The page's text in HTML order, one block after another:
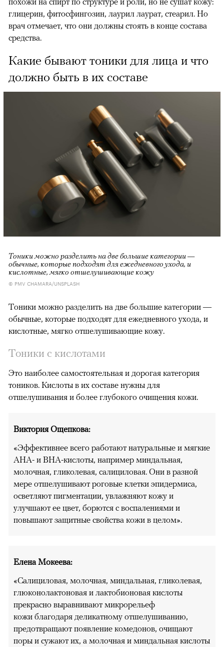
глицерин, фитосфингозин, лаурил лаурат, стеарил. Но
врач отмечает, что они должны стоять в конце состава
средства.
Какие бывают тоники для лица и что
должно быть в их составе
Тоники можно разделить на две большие категории —
обычные, которые подходят для ежедневного ухода, и
кислотные, мягко отшелушивающие кожу
© PMV CHAMARA/UNSPLASH
Тоники можно разделить на две большие категории —
обычные, которые подходят для ежедневного ухода, и
кислотные, мягко отшелушивающие кожу.
Тоники с кислотами
Это наиболее самостоятельная и дорогая категория
тоников. Кислоты в их составе нужны для
отшелушивания и более глубокого очищения кожи.
Виктория Ощепкова:
«Эффективнее всего работают натуральные и мягкие
AHA- и BHA-кислоты, например миндальная,
молочная, гликолевая, салициловая. Они в разной
мере отшелушивают роговые клетки эпидермиса,
осветляют пигментации, увлажняют кожу и
улучшают ее цвет, борются с воспалениями и
повышают защитные свойства кожи в целом».
Елена Мокеева:
«Салициловая, молочная, миндальная, гликолевая,
глюконолактоновая и лактобионовая кислоты
прекрасно выравнивают микрорельеф
кожи благодаря деликатному отшелушиванию,
предотвращают появление комедонов, очищают
поры и сужают их, а молочная и миндальная кислоты